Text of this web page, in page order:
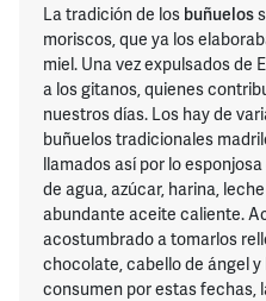
La tradición de los buñuelos
moriscos, que ya los
miel. Una vez expulsados de
a los gitanos, quienes
nuestros días. Los hay de
buñuelos tradicionales
llamados así por lo
de agua, azúcar, harina,
abundante aceite caliente.
acostumbrado a tomarlos
chocolate, cabello de ángel
consumen por estas fechas,